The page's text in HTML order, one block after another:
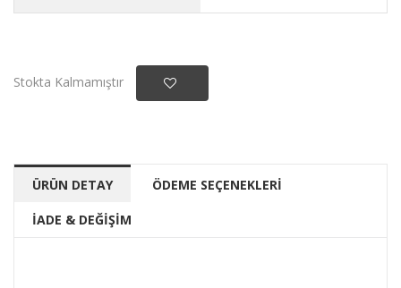
Stokta Kalmamıştır
ÜRÜN DETAY ÖDEME SEÇENEKLERİ
İADE & DEĞİŞİM